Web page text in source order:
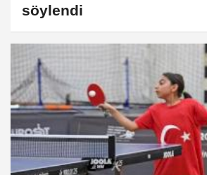
söylendi